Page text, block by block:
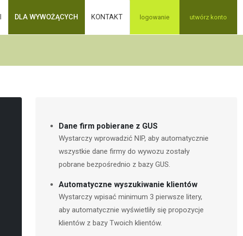
DLA WYWOŻĄCYCH KONTAKT logowanie utwórz konto
Dane firm pobierane z GUS
Wystarczy wprowadzić NIP, aby automatycznie
wszystkie dane firmy do wywozu zostały
pobrane bezpośrednio z bazy GUS.
Automatyczne wyszukiwanie klientów
Wystarczy wpisać minimum 3 pierwsze litery,
aby automatycznie wyświetliły się propozycje
klientów z bazy Twoich klientów.